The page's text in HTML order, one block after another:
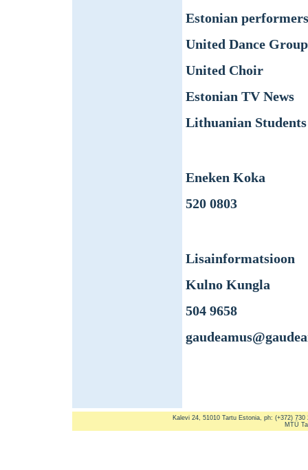
Estonian performers
United Dance
United Choir
Estonian TV News
Lithuanian
Eneken Koka
520 0803
Lisainformatsioon
Kulno Kungla
504 9658
Kalevi 24, 51010 Tartu Estonia, ph: (+372)
MTÜ